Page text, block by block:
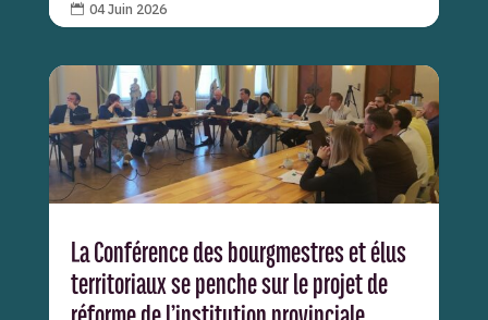
 04 Juin 2026
La Conférence des bourgmestres et élus
territoriaux se penche sur le projet de